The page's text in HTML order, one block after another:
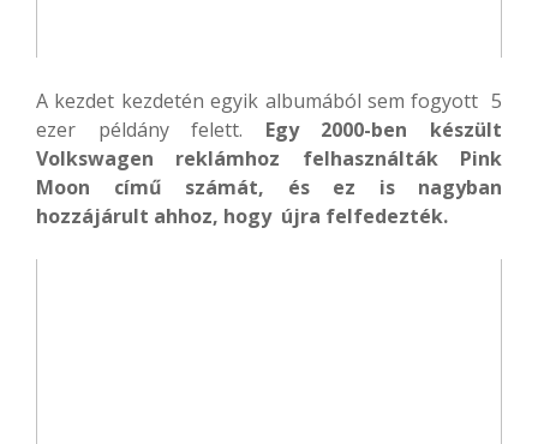
A kezdet kezdetén egyik albumából sem fogyott 5
ezer példány felett. Egy 2000-ben készült
Volkswagen reklámhoz felhasználták Pink
Moon című számát, és ez is nagyban
hozzájárult ahhoz, hogy újra felfedezték.